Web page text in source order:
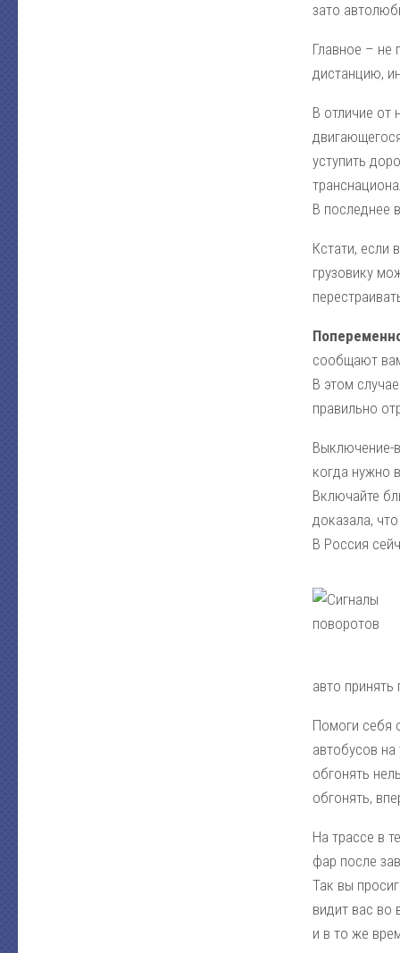
зато
Главное – не
дистанцию,
В отличие от
уступить
В последнее
Кстати, если
грузовику
сообщают
В этом
правильно
когда нужно
Включайте
доказала,
В Россия
авто
Помоги себя
автобусов
обгонять
обгонять,
На трассе в
фар после
Так вы
видит вас во
и в то же